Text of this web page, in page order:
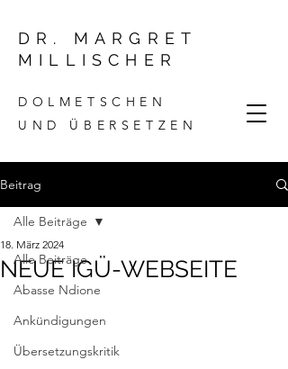
DR. MARGRET
MILLISCHER
DOLMETSCHEN
UND ÜBERSETZEN
Beitrag
Alle Beiträge
Abasse Ndione
Ankündigungen
Übersetzungskritik
Alle Beiträge
NEUE IGÜ-WEBSEITE
18. März 2024